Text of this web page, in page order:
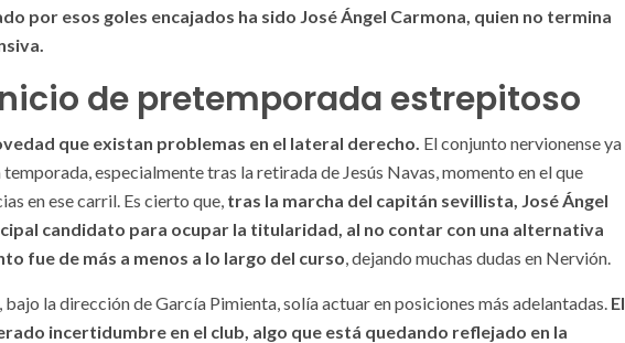
por esos goles encajados ha sido José Ángel Carmona, quien no termina
de pretemporada estrepitoso
que existan problemas en el lateral derecho. El conjunto nervionense ya
especialmente tras la retirada de Jesús Navas, momento en el que
en ese carril. Es cierto que, tras la marcha del capitán sevillista, José Ángel
candidato para ocupar la titularidad, al no contar con una alternativa
fue de más a menos a lo largo del curso, dejando muchas dudas en Nervión.
bajo la dirección de García Pimienta, solía actuar en posiciones más adelantadas. El
incertidumbre en el club, algo que está quedando reflejado en la